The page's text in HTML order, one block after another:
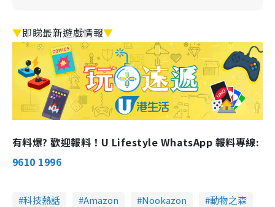
▼即睇最新遊戲情報▼
有料爆? 歡迎報料！U Lifestyle WhatsApp 報料專線:
9610 1996
科技熱話 Amazon Nookazon
動物之森